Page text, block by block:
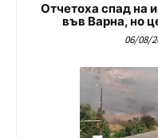
Отчетоха спад на
във Варна, но
06/08/